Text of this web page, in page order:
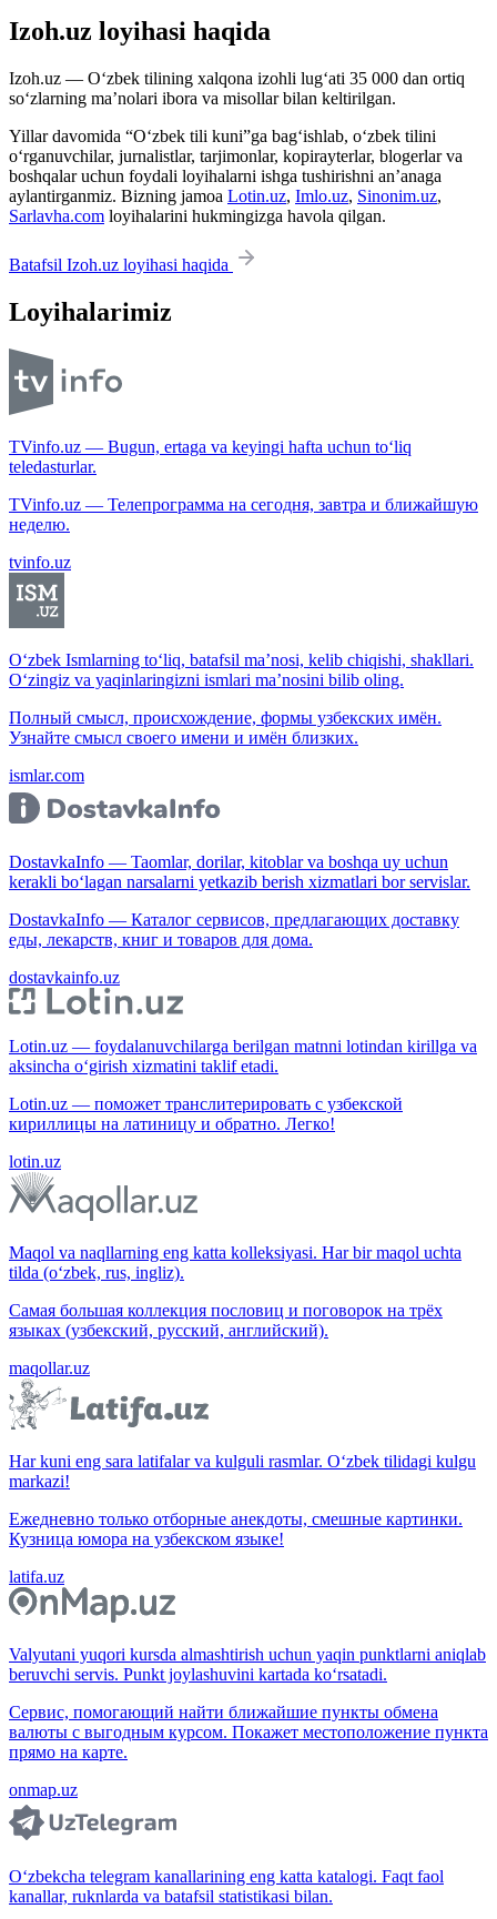
Izoh.uz loyihasi haqida
Izoh.uz — O‘zbek tilining xalqona izohli lug‘ati 35 000 dan ortiq
so‘zlarning ma’nolari ibora va misollar bilan keltirilgan.
Yillar davomida “O‘zbek tili kuni”ga bag‘ishlab, o‘zbek tilini
o‘rganuvchilar, jurnalistlar, tarjimonlar, kopirayterlar, blogerlar va
boshqalar uchun foydali loyihalarni ishga tushirishni an’anaga
aylantirganmiz. Bizning jamoa Lotin.uz, Imlo.uz, Sinonim.uz,
Sarlavha.com loyihalarini hukmingizga havola qilgan.
Batafsil Izoh.uz loyihasi haqida
Loyihalarimiz
TVinfo.uz — Bugun, ertaga va keyingi hafta uchun to‘liq
teledasturlar.
TVinfo.uz — Телепрограмма на сегодня, завтра и ближайшую
неделю.
tvinfo.uz
O‘zbek Ismlarning to‘liq, batafsil ma’nosi, kelib chiqishi, shakllari.
O‘zingiz va yaqinlaringizni ismlari ma’nosini bilib oling.
Полный смысл, происхождение, формы узбекских имён.
Узнайте смысл своего имени и имён близких.
ismlar.com
DostavkaInfo — Taomlar, dorilar, kitoblar va boshqa uy uchun
kerakli bo‘lagan narsalarni yetkazib berish xizmatlari bor servislar.
DostavkaInfo — Каталог сервисов, предлагающих доставку
еды, лекарств, книг и товаров для дома.
dostavkainfo.uz
Lotin.uz — foydalanuvchilarga berilgan matnni lotindan kirillga va
aksincha o‘girish xizmatini taklif etadi.
Lotin.uz — поможет транслитерировать с узбекской
кириллицы на латиницу и обратно. Легко!
lotin.uz
Maqol va naqllarning eng katta kolleksiyasi. Har bir maqol uchta
tilda (o‘zbek, rus, ingliz).
Самая большая коллекция пословиц и поговорок на трёх
языках (узбекский, русский, английский).
maqollar.uz
Har kuni eng sara latifalar va kulguli rasmlar. O‘zbek tilidagi kulgu
markazi!
Ежедневно только отборные анекдоты, смешные картинки.
Кузница юмора на узбекском языке!
latifa.uz
Valyutani yuqori kursda almashtirish uchun yaqin punktlarni aniqlab
beruvchi servis. Punkt joylashuvini kartada ko‘rsatadi.
Сервис, помогающий найти ближайшие пункты обмена
валюты с выгодным курсом. Покажет местоположение пункта
прямо на карте.
onmap.uz
O‘zbekcha telegram kanallarining eng katta katalogi. Faqt faol
kanallar, ruknlarda va batafsil statistikasi bilan.